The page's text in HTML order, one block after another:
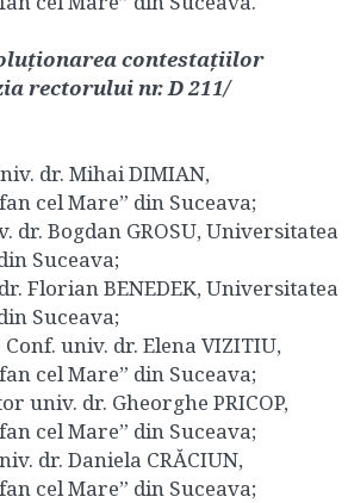
contestațiilor
rectorului nr. D 211/
dr. Mihai DIMIAN,
cel Mare” din Suceava;
dr. Bogdan GROSU, Universitatea
Suceava;
BENEDEK, Universitatea
Suceava;
univ. dr. Elena VIZITIU,
cel Mare” din Suceava;
Gheorghe PRICOP,
cel Mare” din Suceava;
dr. Daniela CRĂCIUN,
cel Mare” din Suceava;